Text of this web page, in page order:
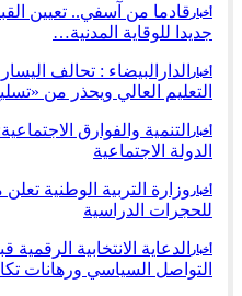
أخبار قادما من آسفي.. تعيين
جديدا للوقاية المدنية…
أخبار
الدارالبيضاء : تحالف
التعليم العالي ويحذر من
أخبار
التنمية والفوارق
الدولة الاجتماعية
أخبار وزارة التربية الوطنية
للحجرات الدراسية
أخبار
الدعاية الانتخابية
التواصل السياسي ورهانات